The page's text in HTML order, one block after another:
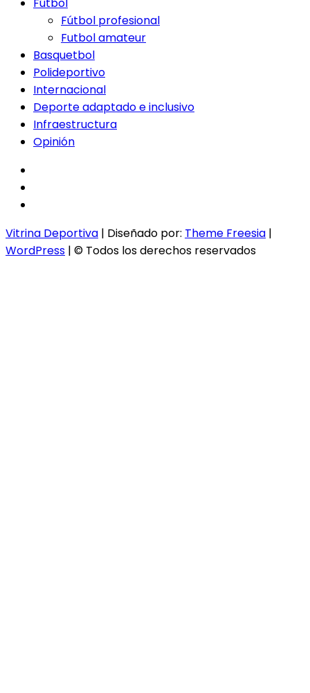
Fútbol
Fútbol profesional
Futbol amateur
Basquetbol
Polideportivo
Internacional
Deporte adaptado e inclusivo
Infraestructura
Opinión
Vitrina Deportiva | Diseñado por: Theme Freesia |
WordPress | © Todos los derechos reservados